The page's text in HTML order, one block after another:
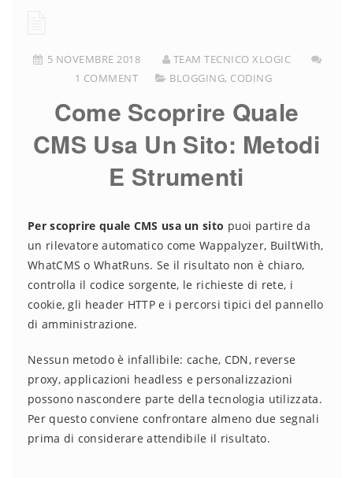
5 NOVEMBRE 2018
TEAM TECNICO XLOGIC
1 COMMENT
BLOGGING, CODING
Come Scoprire Quale
CMS Usa Un Sito: Metodi
E Strumenti
Per scoprire quale CMS usa un sito puoi partire da
un rilevatore automatico come Wappalyzer, BuiltWith,
WhatCMS o WhatRuns. Se il risultato non è chiaro,
controlla il codice sorgente, le richieste di rete, i
cookie, gli header HTTP e i percorsi tipici del pannello
di amministrazione.
Nessun metodo è infallibile: cache, CDN, reverse
proxy, applicazioni headless e personalizzazioni
possono nascondere parte della tecnologia utilizzata.
Per questo conviene confrontare almeno due segnali
prima di considerare attendibile il risultato.